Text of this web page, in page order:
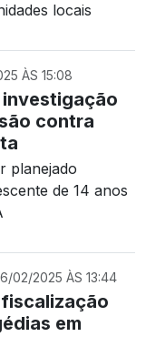
locais
ÀS 15:08
contra
planejado
de 14 anos
02/2025 ÀS 13:44
em